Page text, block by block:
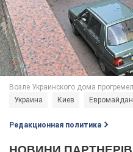
Украина Киев Евромайдан
Редакционная политика